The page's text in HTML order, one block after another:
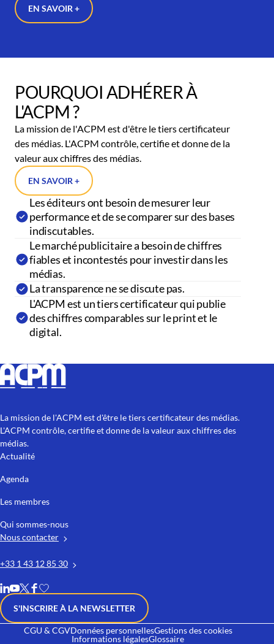
EN SAVOIR +
POURQUOI ADHÉRER À
L'ACPM ?
La mission de l'ACPM est d'être le tiers certificateur
des médias. L'ACPM contrôle, certifie et donne de la
valeur aux chiffres des médias.
EN SAVOIR +
Les éditeurs ont besoin de mesurer leur
performance et de se comparer sur des bases
indiscutables.
Le marché publicitaire a besoin de chiffres
fiables et incontestés pour investir dans les
médias.
La transparence ne se discute pas.
L'ACPM est un tiers certificateur qui publie
des chiffres comparables sur le print et le
digital.
La mission de l'ACPM est d'être le tiers certificateur des médias.
L'ACPM contrôle, certifie et donne de la valeur aux chiffres des
médias.
Actualité
Agenda
Les membres
Qui sommes-nous
Nous contacter
+33 1 43 12 85 30
S'INSCRIRE À LA NEWSLETTER
CGU & CGVDonnées personnellesGestions des cookies
Informations légalesGlossaire